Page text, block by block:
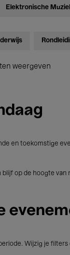
Elektronische
weergeven
en toekomstige
blijf op de hoogte van
Wijzig je